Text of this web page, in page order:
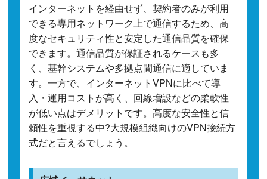
インターネットを経由せず、契約者のみが利用
できる専用ネットワーク上で通信するため、高
度なセキュリティ性と安定した通信品質を確保
できます。通信品質が保証されるケースも多
く、基幹システムや多拠点間通信に適していま
す。一方で、インターネットVPNに比べて導
入・運用コストが高く、回線増設などの柔軟性
が低い点はデメリットです。高度な安全性と信
頼性を重視する中?大規模組織向けのVPN接続方
式だと言えるでしょう。